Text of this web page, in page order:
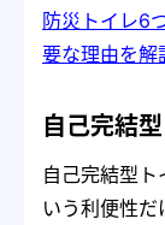
防災トイレ6
要な理由を解
自己完結
自己完結型
いう利便性